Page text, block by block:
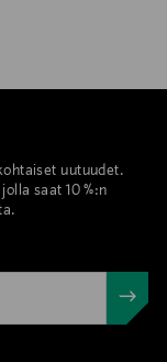
uutuudet.
saat 10 %:n